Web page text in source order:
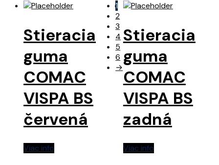
Stieracia
guma
COMAC
VISPA BS
červená
Viac info
Stieracia
guma
COMAC
VISPA BS
zadná
Viac info
1
2
3
4
5
6
→